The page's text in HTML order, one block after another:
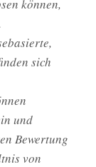
können,
sich
und
Bewertung
von